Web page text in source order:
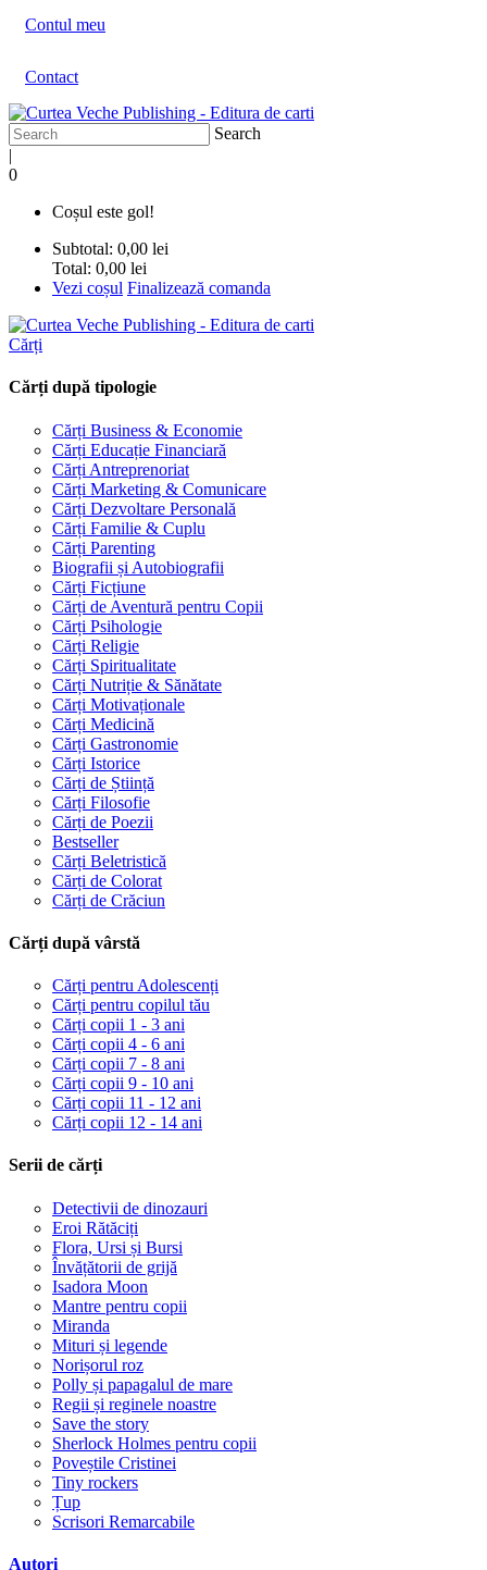
Contul meu
Contact
Search
|
0
Coșul este gol!
Subtotal: 0,00 lei
Total: 0,00 lei
Vezi coșul Finalizează comanda
Cărți
Cărți după tipologie
Cărți Business & Economie
Cărți Educație Financiară
Cărți Antreprenoriat
Cărți Marketing & Comunicare
Cărți Dezvoltare Personală
Cărți Familie & Cuplu
Cărți Parenting
Biografii și Autobiografii
Cărți Ficțiune
Cărți de Aventură pentru Copii
Cărți Psihologie
Cărți Religie
Cărți Spiritualitate
Cărți Nutriție & Sănătate
Cărți Motivaționale
Cărți Medicină
Cărți Gastronomie
Cărți Istorice
Cărți de Știință
Cărți Filosofie
Cărți de Poezii
Bestseller
Cărți Beletristică
Cărți de Colorat
Cărți de Crăciun
Cărți după vârstă
Cărți pentru Adolescenți
Cărți pentru copilul tău
Cărți copii 1 - 3 ani
Cărți copii 4 - 6 ani
Cărți copii 7 - 8 ani
Cărți copii 9 - 10 ani
Cărți copii 11 - 12 ani
Cărți copii 12 - 14 ani
Serii de cărți
Detectivii de dinozauri
Eroi Rătăciți
Flora, Ursi și Bursi
Învățătorii de grijă
Isadora Moon
Mantre pentru copii
Miranda
Mituri și legende
Norișorul roz
Polly și papagalul de mare
Regii și reginele noastre
Save the story
Sherlock Holmes pentru copii
Poveștile Cristinei
Tiny rockers
Țup
Scrisori Remarcabile
Autori